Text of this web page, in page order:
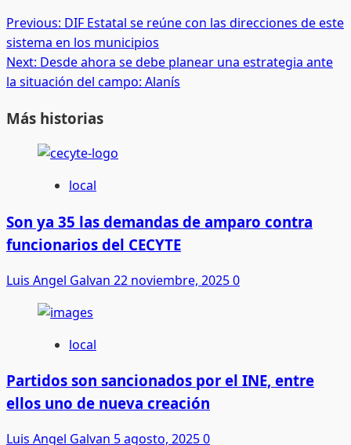
Post
navigation
Previous: DIF Estatal se reúne con las direcciones de este
sistema en los municipios
Next: Desde ahora se debe planear una estrategia ante
la situación del campo: Alanís
Más historias
local
Son ya 35 las demandas de amparo contra
funcionarios del CECYTE
Luis Angel Galvan 22 noviembre, 20250
local
Partidos son sancionados por el INE, entre
ellos uno de nueva creación
Luis Angel Galvan 5 agosto, 20250